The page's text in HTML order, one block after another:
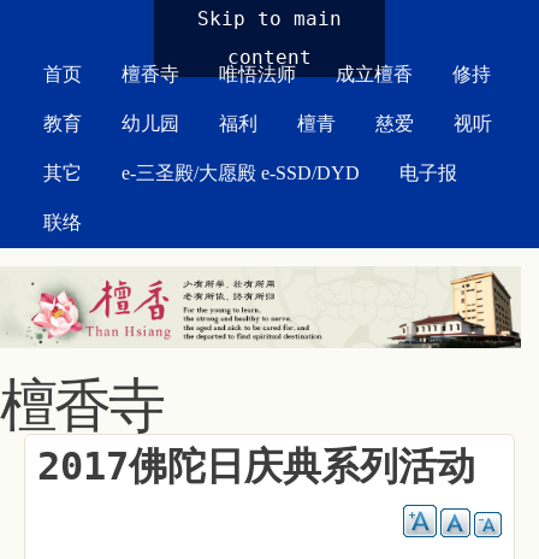
Skip to main
content
首页 檀香寺 唯悟法师 成立檀香 修持
教育 幼儿园 福利 檀青 慈爱 视听
其它 e-三圣殿/大愿殿 e-SSD/DYD 电子报
联络
檀香寺
2017佛陀日庆典系列活动